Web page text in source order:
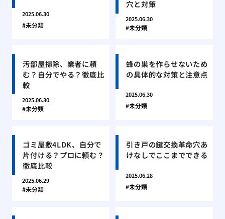
2025.06.30
未分類
穴と対策
2025.06.30
未分類
汚部屋掃除、業者に頼
む？自分でやる？徹底比
較
2025.06.30
未分類
蜂の巣を作らせないため
の具体的な対策と注意点
2025.06.30
未分類
ゴミ屋敷4LDK、自分で
片付ける？プロに頼む？
徹底比較
2025.06.29
未分類
引き戸の鍵交換革命穴あ
けなしでここまでできる
2025.06.28
未分類